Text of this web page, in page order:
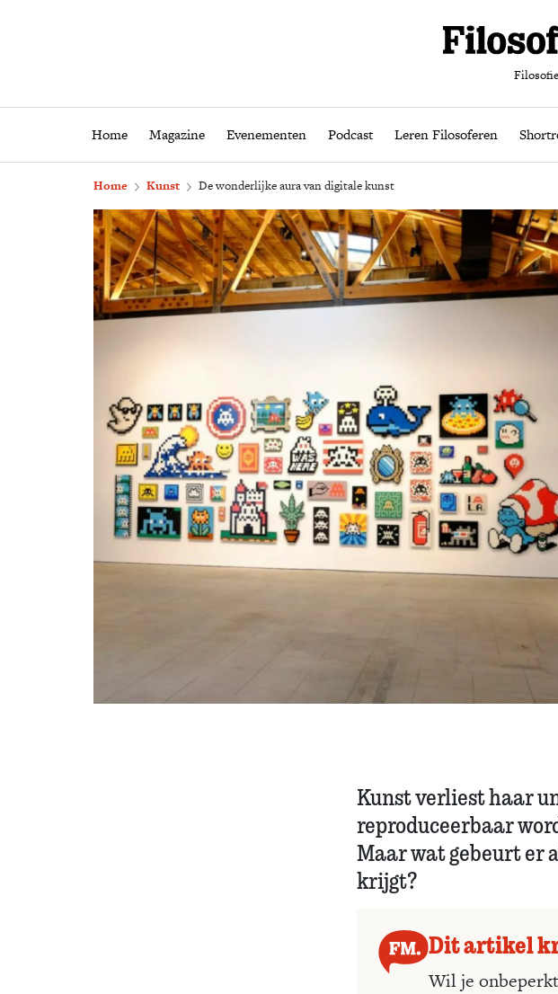
Home Magazine Evenementen Podcast Leren Filosoferen
Home Magazine Evenementen Podcast Leren
Home Kunst De wonderlijke aura van digitale kunst
Kunst verliest haar
reproduceerbaar
Maar wat gebeurt er
krijgt?
Dit artikel
Wil je